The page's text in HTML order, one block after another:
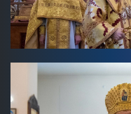
Image